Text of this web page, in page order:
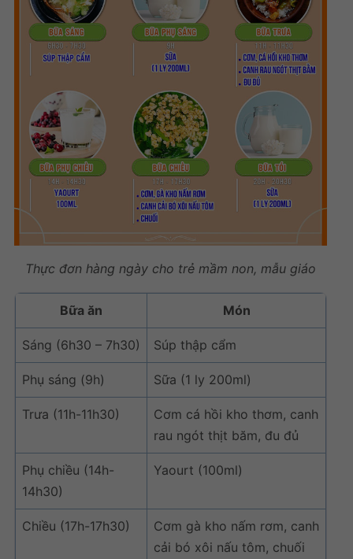
Thực đơn hàng ngày cho trẻ mầm non, mẫu giáo
Bữa ăn Món
Sáng (6h30 – 7h30) Súp thập cẩm
Phụ sáng (9h) Sữa (1 ly 200ml)
Trưa (11h-11h30)
Cơm cá hồi kho thơm, canh
rau ngót thịt băm, đu đủ
Phụ chiều (14h-
14h30)
Yaourt (100ml)
Chiều (17h-17h30)
Cơm gà kho nấm rơm, canh
cải bó xôi nấu tôm, chuối